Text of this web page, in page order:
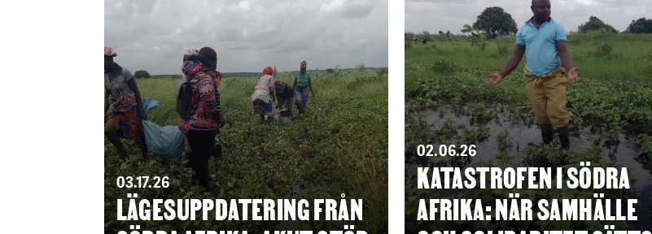
03.17.26
LÄGESUPPDATERING FRÅN
02.06.26
KATASTROFEN I SÖDRA
AFRIKA: NÄR SAMHÄLLE